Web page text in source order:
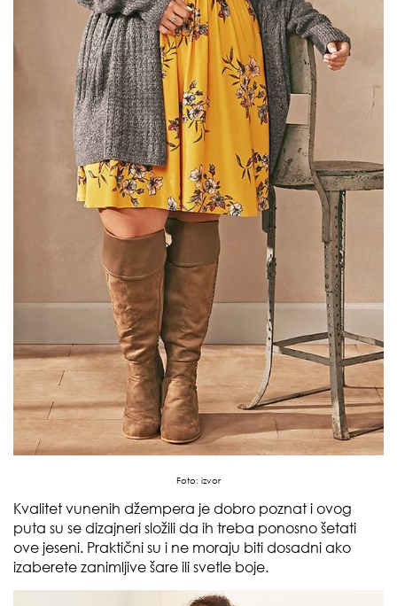
Foto: izvor
Kvalitet vunenih džempera je dobro poznat i ovog
puta su se dizajneri složili da ih treba ponosno šetati
ove jeseni. Praktični su i ne moraju biti dosadni ako
izaberete zanimljive šare ili svetle boje.